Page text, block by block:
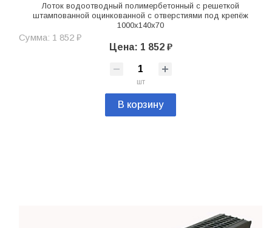
Лоток водоотводный полимербетонный с решеткой
штампованной оцинкованной с отверстиями под крепёж
1000х140х70
Сумма: 1 852 ₽
Цена: 1 852 ₽
шт
В корзину